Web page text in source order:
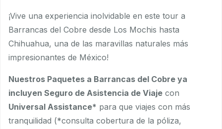
¡Vive una experiencia inolvidable en este tour a
Barrancas del Cobre desde Los Mochis hasta
Chihuahua, una de las maravillas naturales más
impresionantes de México!
Nuestros Paquetes a Barrancas del Cobre ya
incluyen Seguro de Asistencia de Viaje con
Universal Assistance* para que viajes con más
tranquilidad (*consulta cobertura de la póliza,